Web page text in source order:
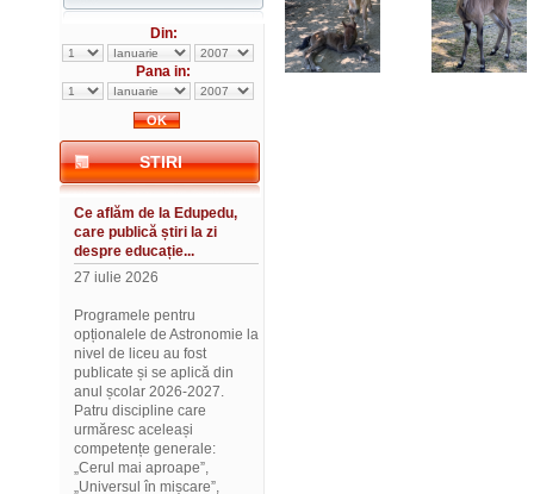
Din:
Pana in:
STIRI
Ce aflăm de la Edupedu,
care publică știri la zi
despre educație...
27 iulie 2026
Programele pentru
opționalele de Astronomie la
nivel de liceu au fost
publicate și se aplică din
anul școlar 2026-2027.
Patru discipline care
urmăresc aceleași
competențe generale:
„Cerul mai aproape”,
„Universul în mișcare”,